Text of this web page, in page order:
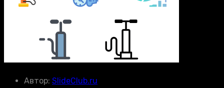
Автор: SlideClub.ru